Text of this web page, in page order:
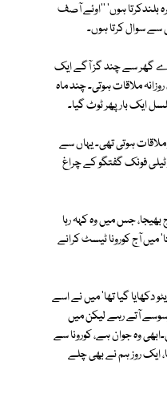
بلندکرتا ہوں' ''اوئے آصف
سے سوال کرتا ہوں۔
گھر سے چند گز آگے ایک
ملاقات ہوتی۔ چند ماہ
ایک بار پھر ٹوٹ گیا۔
ہوتی تھی۔ یہاں سے
فونک گفتگو کے چراغ
ایپ پر ایک وائس میسج بھیجا، جس میں وہ کہہ رہا
آج کورونا ٹیسٹ کرانے
دکھایا گیا تھا' میں نے اسے
آتے رہے لیکن میں
وہ جوان ہے، کورونا سے
ایک روز ہم نے بھی چلے